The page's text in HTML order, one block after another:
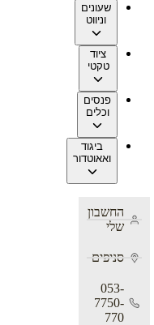
שעונים
וניווט
ציוד
טקטי
פנסים
וכלים
ביגוד
ואאוטדור
החשבון
שלי
סניפים
053-
7750-
770